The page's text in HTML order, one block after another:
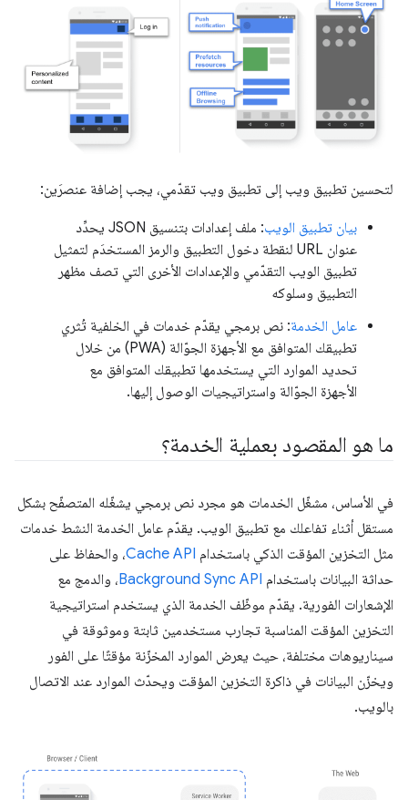
لتحسين تطبيق ويب إلى تطبيق ويب تقدّمي، يجب إضافة عنصرَين:
بيان تطبيق الويب
: ملف إعدادات بتنسيق JSON يحدِّد
عنوان URL لنقطة دخول التطبيق والرمز المستخدَم لتمثيل
تطبيق الويب التقدّمي والإعدادات الأخرى التي تصف مظهر
التطبيق وسلوكه
عامل الخدمة: نص برمجي يقدّم خدمات في الخلفية تُثري
تطبيقك المتوافق مع الأجهزة الجوّالة (PWA) من خلال
تحديد الموارد التي يستخدمها تطبيقك المتوافق مع
الأجهزة الجوّالة واستراتيجيات الوصول إليها.
ما هو المقصود بعملية الخدمة؟
في الأساس، مشغّل الخدمات هو مجرد نص برمجي يشغّله المتصفّح بشكل
مستقل أثناء تفاعلك مع تطبيق الويب. يقدّم عامل الخدمة النشط خدمات
مثل التخزين المؤقت الذكي باستخدام Cache API، والحفاظ على
حداثة البيانات باستخدام Background Sync API، والدمج مع
الإشعارات الفورية. يقدّم موظّف الخدمة الذي يستخدم استراتيجية
التخزين المؤقت المناسبة تجارب مستخدمين ثابتة وموثوقة في
سيناريوهات مختلفة، حيث يعرض الموارد المخزّنة مؤقتًا على الفور
ويخزّن البيانات في ذاكرة التخزين المؤقت ويحدّث الموارد عند الاتصال
بالويب.